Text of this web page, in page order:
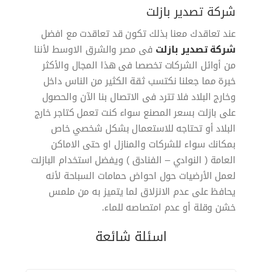
شركة تصدير بازلت
عند تعاقدك معنا بذلك تكون قد تعاقدت مع افضل
شركة تصدير بازلت فى مصر والشرق الاوسط لأننا
من أوائل الشركات تخصصا فى هذا المجال والأكثر
خبرة مما جعلنا نكتسب ثقة الكثير من الناس داخل
وخارج البلاد فلا تترد فى الاتصال بنا الآن والحصول
على بازلت بسعر المصنع سواء كنت تعمل كتاجر خارج
البلاد أو تحتاجه للاستعمال بشكل شخصي خاص
بمكانك سواء للشركات والمنازل او حتى الاماكن
العامة ( النوادي – الفنادق ) ويفضل استخدام البازلت
لعمل الأرضيات حول احواض حمامات السباحة لأنه
يحافظ على عدم الانزلاق لما يتميز به من ملمس
خشن وقلة أو عدم امتصاصه للماء.
اسئلة شائعة